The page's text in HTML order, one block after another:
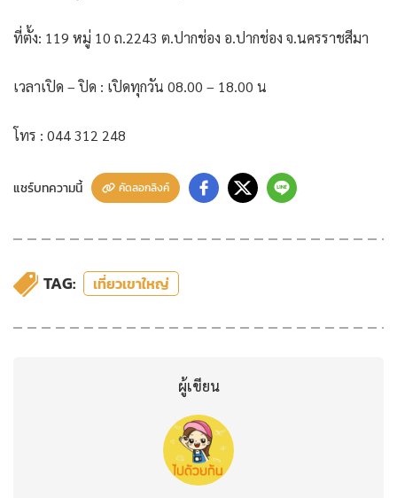
ที่ตั้ง: 119 หมู่ 10 ถ.2243 ต.ปากช่อง อ.ปากช่อง จ.นครราชสีมา
เวลาเปิด – ปิด : เปิดทุกวัน 08.00 – 18.00 น
โทร : 044 312 248
แชร์บทความนี้ คัดลอกลิงค์
TAG: เที่ยวเขาใหญ่
ผู้เขียน